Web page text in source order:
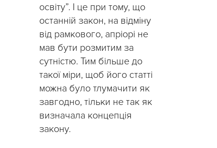
освіту”. І це при тому, що
останній закон, на відміну
від рамкового, апріорі не
мав бути розмитим за
сутністю. Тим більше до
такої міри, щоб його статті
можна було тлумачити як
завгодно, тільки не так як
визначала концепція
закону.